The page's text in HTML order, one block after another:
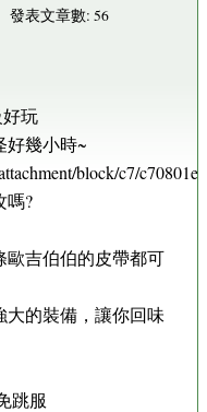
發表文章數: 56
玩
好幾小時~
block/c7/
嗎?
歐吉伯伯的皮帶都可
的裝備，讓你回味
跳服